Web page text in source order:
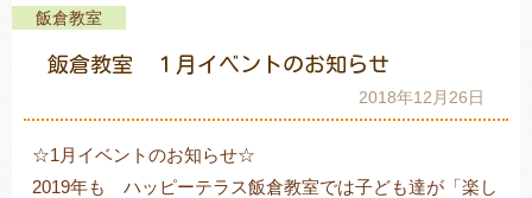
教室一覧
飯倉教室
飯倉教室 １月イベントのお知らせ
2018年12月26日
☆1月イベントのお知らせ☆
2019年も ハッピーテラス飯倉教室では子ども達が「楽し